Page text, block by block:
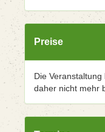
Preise
Die
daher nicht mehr